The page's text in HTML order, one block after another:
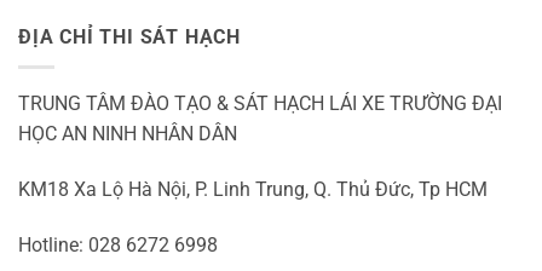
ĐỊA CHỈ THI SÁT HẠCH
TRUNG TÂM ĐÀO TẠO & SÁT HẠCH LÁI XE TRƯỜNG ĐẠI
HỌC AN NINH NHÂN DÂN
KM18 Xa Lộ Hà Nội, P. Linh Trung, Q. Thủ Đức, Tp HCM
Hotline: 028 6272 6998